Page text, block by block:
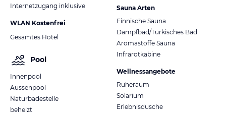
Internetzugang inklusive
WLAN Kostenfrei
Gesamtes Hotel
Pool
Innenpool
Aussenpool
Naturbadestelle
beheizt
Sauna Arten
Finnische Sauna
Dampfbad/Türkisches Bad
Aromastoffe Sauna
Infrarotkabine
Wellnessangebote
Ruheraum
Solarium
Erlebnisdusche